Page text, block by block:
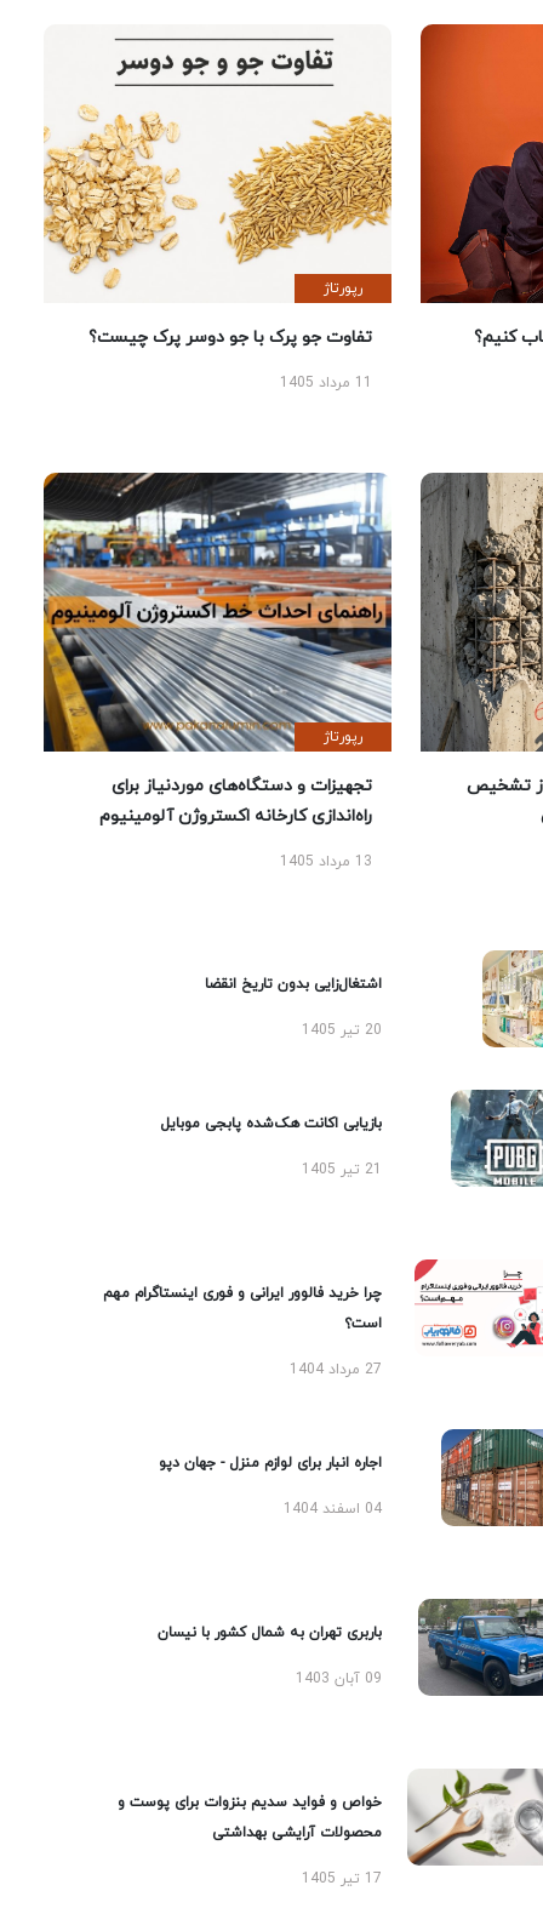
کنیم؟
رپورتاژ
تفاوت جو پرک با جو دوسر پرک چیست؟
تشخیص
رپورتاژ
تجهیزات و دستگاه‌های موردنیاز برای
راه‌اندازی کارخانه اکستروژن آلومینیوم
13 مرداد 1405
اشتغال‌زایی بدون تاریخ انقضا
20 تیر 1405
بازیابی اکانت هک‌شده پابجی موبایل
چرا خرید فالوور ایرانی و فوری اینستاگرام مهم
است؟
27 مرداد 1404
اجاره انبار برای لوازم منزل - جهان دپو
04 اسفند 1404
باربری تهران به شمال کشور با نیسان
09 آبان 1403
خواص و فواید سدیم بنزوات برای پوست و
محصولات آرایشی بهداشتی
17 تیر 1405